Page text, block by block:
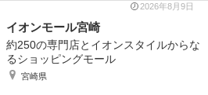
2026年8月9日
イオンモール宮崎
約250の専門店とイオンスタイルからな
るショッピングモール
宮崎県